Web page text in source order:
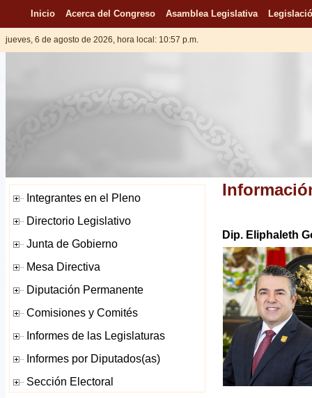
Inicio Acerca del Congreso Asamblea Legislativa
jueves, 6 de agosto de 2026, hora local: 10:57 p.m.
Dip. Eliphaleth